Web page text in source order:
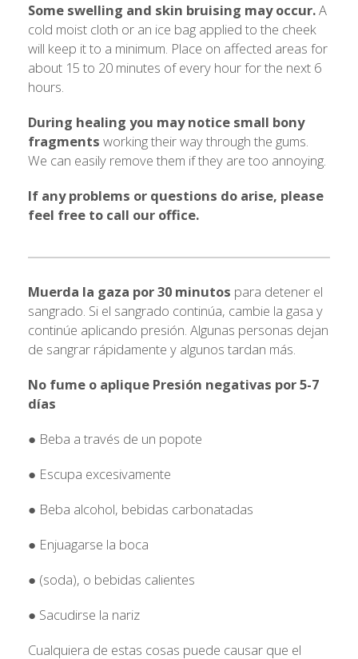
Some swelling and skin bruising may occur.A
cold moist cloth or an ice bag applied to the cheek
will keep it to a minimum. Place on affected areas for
about 15 to 20 minutes of every hour for the next 6
hours.
During healing you may notice small bony
fragments working their way through the gums.
We can easily remove them if they are too annoying.
If any problems or questions do arise, please
feel free to call our office.
Muerda la gaza por 30 minutos para detener el
sangrado. Si el sangrado continúa, cambie la gasa y
continúe aplicando presión. Algunas personas dejan
de sangrar rápidamente y algunos tardan más.
No fume o aplique Presión negativas por 5-7
días
● Beba a través de un popote
● Escupa excesivamente
● Beba alcohol, bebidas carbonatadas
● Enjuagarse la boca
● (soda), o bebidas calientes
● Sacudirse la nariz
Cualquiera de estas cosas puede causar que el